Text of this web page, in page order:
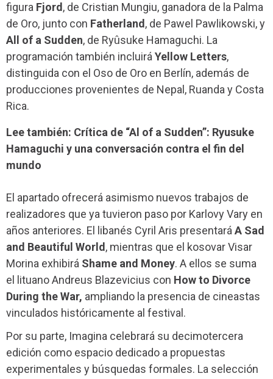
figura Fjord , de Cristian Mungiu, ganadora de la Palma
de Oro, junto con Fatherland , de Pawel Pawlikowski, y
All of a Sudden, de Ryûsuke Hamaguchi. La
programación también incluirá Yellow Letters,
distinguida con el Oso de Oro en Berlín, además de
producciones provenientes de Nepal, Ruanda y Costa
Rica.
Lee también: Crítica de “Al of a Sudden”: Ryusuke
Hamaguchi y una conversación contra el fin del
mundo
El apartado ofrecerá asimismo nuevos trabajos de
realizadores que ya tuvieron paso por Karlovy Vary en
años anteriores. El libanés Cyril Aris presentará A Sad
and Beautiful World, mientras que el kosovar Visar
Morina exhibirá Shame and Money. A ellos se suma
el lituano Andreus Blazevicius con How to Divorce
During the War, ampliando la presencia de cineastas
vinculados históricamente al festival.
Por su parte, Imagina celebrará su decimotercera
edición como espacio dedicado a propuestas
experimentales y búsquedas formales. La selección